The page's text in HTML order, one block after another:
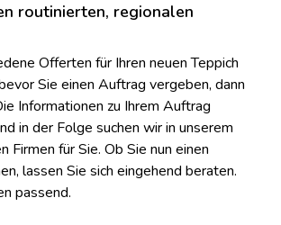
routinierten, regionalen
Offerten für Ihren neuen Teppich
Sie einen Auftrag vergeben, dann
Informationen zu Ihrem Auftrag
in der Folge suchen wir in unserem
für Sie. Ob Sie nun einen
lassen Sie sich eingehend beraten.
passend.